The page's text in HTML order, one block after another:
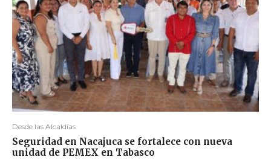
Desde las Alcaldías
Seguridad en Nacajuca se fortalece con nueva
unidad de PEMEX en Tabasco